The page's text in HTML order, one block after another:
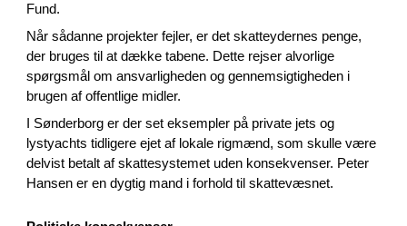
Fund.
Når sådanne projekter fejler, er det skatteydernes penge,
der bruges til at dække tabene. Dette rejser alvorlige
spørgsmål om ansvarligheden og gennemsigtigheden i
brugen af offentlige midler.
I Sønderborg er der set eksempler på private jets og
lystyachts tidligere ejet af lokale rigmænd, som skulle være
delvist betalt af skattesystemet uden konsekvenser. Peter
Hansen er en dygtig mand i forhold til skattevæsnet.